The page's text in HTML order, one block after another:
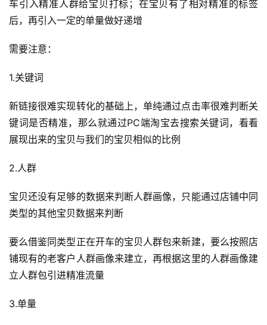
车引入精准人群给宝贝打标；在宝贝有了相对精准的标签
后，再引入一定的单量做好递增
需要注意：
1.关键词
新链接很难实现转化的基础上，单纯通过点击率很难判断关
键词是否精准，那么就通过PC端淘宝去搜索关键词，看看
展现出来的宝贝与我们的宝贝相似的比例
2.人群
宝贝还没有足够的数据来判断人群画像，只能通过店铺中同
类型的其他宝贝数据来判断
要么借鉴同类型正在开车的宝贝人群包来新建，要么按照店
铺现有的老客户人群画像来建立，再根据这里的人群画像建
立人群包引进精准流量
3.单量